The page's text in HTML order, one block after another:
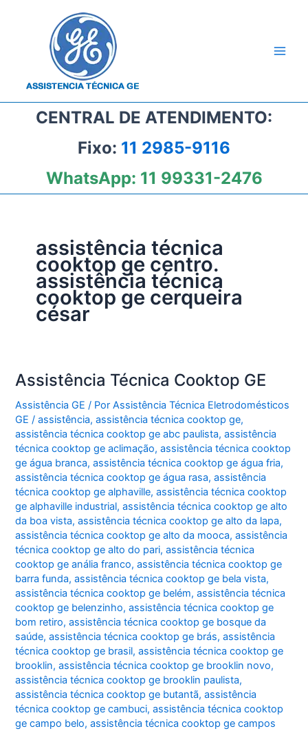
CENTRAL DE ATENDIMENTO:
Fixo: 11 2985-9116
WhatsApp: 11 99331-2476
assistência técnica
cooktop ge centro.
assistência técnica
cooktop ge cerqueira
césar
Assistência Técnica Cooktop GE
Assistência GE / PorAssistência Técnica Eletrodomésticos
GE/assistência,assistência técnica cooktop ge,
assistência técnica cooktop ge abc paulista,assistência
técnica cooktop ge aclimação,assistência técnica cooktop
ge água branca,assistência técnica cooktop ge água fria,
assistência técnica cooktop ge água rasa,assistência
técnica cooktop ge alphaville,assistência técnica cooktop
ge alphaville industrial,assistência técnica cooktop ge alto
da boa vista,assistência técnica cooktop ge alto da lapa,
assistência técnica cooktop ge alto da mooca,assistência
técnica cooktop ge alto do pari,assistência técnica
cooktop ge anália franco,assistência técnica cooktop ge
barra funda,assistência técnica cooktop ge bela vista,
assistência técnica cooktop ge belém,assistência técnica
cooktop ge belenzinho,assistência técnica cooktop ge
bom retiro,assistência técnica cooktop ge bosque da
saúde,assistência técnica cooktop ge brás,assistência
técnica cooktop ge brasil,assistência técnica cooktop ge
brooklin,assistência técnica cooktop ge brooklin novo,
assistência técnica cooktop ge brooklin paulista,
assistência técnica cooktop ge butantã,assistência
técnica cooktop ge cambuci,assistência técnica cooktop
ge campo belo,assistência técnica cooktop ge campos